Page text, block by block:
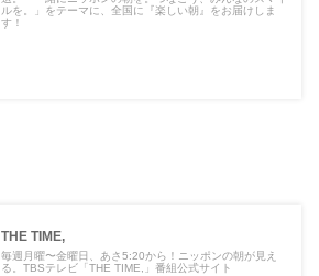
ルを。」をテーマに、全国に『楽しい朝』をお届けしま
す！
THE TIME,
毎週月曜〜金曜日、あさ5:20から！ニッポンの朝が見え
る。TBSテレビ「THE TIME,」番組公式サイト